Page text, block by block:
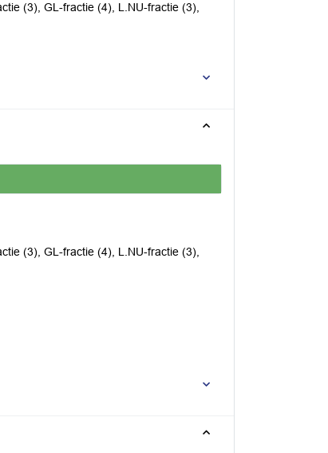
(3), GL-fractie (4), L.NU-fractie (3),
(3), GL-fractie (4), L.NU-fractie (3),